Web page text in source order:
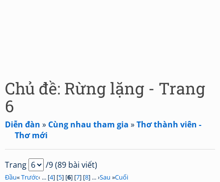
Chủ đề: Rừng lặng - Trang
6
Diễn đàn » Cùng nhau tham gia »Thơ thành viên -
Thơ mới
Trang /9 (89 bài viết)
Đầu«Trước‹ ... [4] [5] [6] [7] [8] ... ›Sau »Cuối